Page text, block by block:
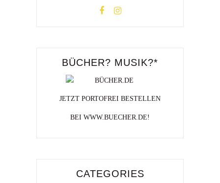
BÜCHER? MUSIK?*
JETZT PORTOFREI BESTELLEN
BEI WWW.BUECHER.DE!
CATEGORIES